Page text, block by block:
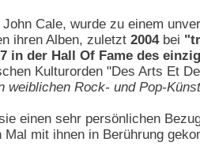
Cale, wurde zu einem
ihren Alben, zuletzt 2004bei
in der Hall Of Fame des
Kulturorden "Des Arts Et
weiblichen Rock- und Pop-
einen sehr persönlichen
mit ihnen in Berührung